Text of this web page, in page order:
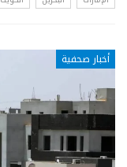
أخبار صحفية